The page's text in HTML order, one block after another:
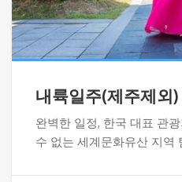
내륙일주(제주제외)
완벽한 일정, 한국 대표 관
수 없는 세계문화유산 지역